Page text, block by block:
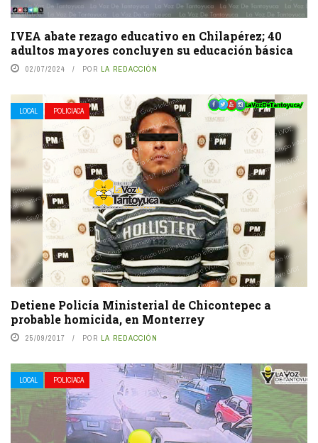
IVEA abate rezago educativo en Chilapérez; 40
adultos mayores concluyen su educación básica
02/07/2024 POR LA REDACCIÓN
LOCAL POLICIACA
Detiene Policía Ministerial de Chicontepec a
probable homicida, en Monterrey
25/09/2017 POR LA REDACCIÓN
LOCAL POLICIACA